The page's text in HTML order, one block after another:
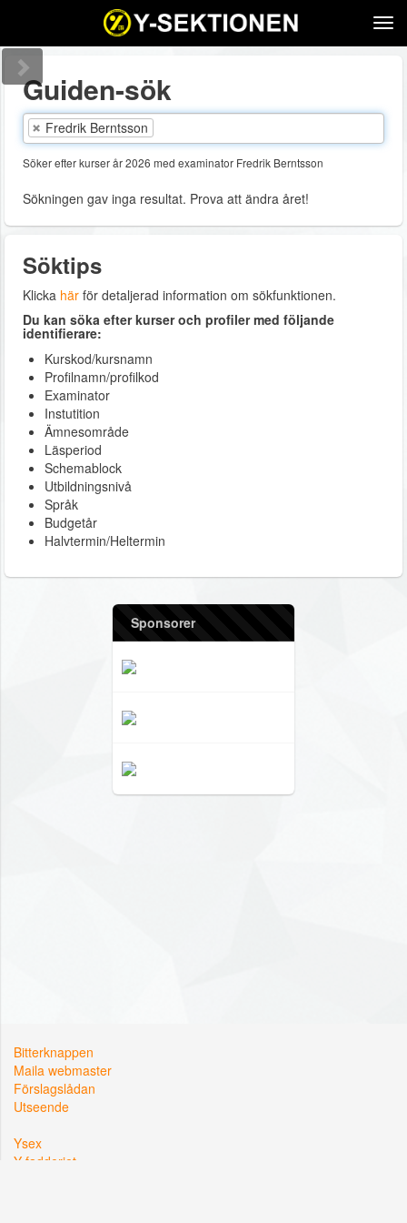
Guiden-sök
Fredrik Berntsson
Söker efter kurser år 2026 med examinator Fredrik Berntsson
Sökningen gav inga resultat. Prova att ändra året!
Söktips
Klicka här för detaljerad information om sökfunktionen.
Du kan söka efter kurser och profiler med följande
identifierare:
Kurskod/kursnamn
Profilnamn/profilkod
Examinator
Instutition
Ämnesområde
Läsperiod
Schemablock
Utbildningsnivå
Språk
Budgetår
Halvtermin/Heltermin
Sponsorer
Bitterknappen
Maila webmaster
Förslagslådan
Utseende
Ysex
Y-fadderiet